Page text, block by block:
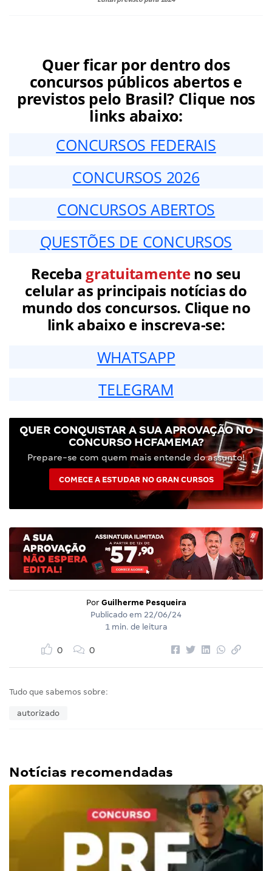
Quer ficar por dentro dos
concursos públicos abertos e
previstos pelo Brasil? Clique nos
links abaixo:
CONCURSOS FEDERAIS
CONCURSOS 2026
CONCURSOS ABERTOS
QUESTÕES DE CONCURSOS
Receba gratuitamenteno seu
celular as principais notícias do
mundo dos concursos. Clique no
link abaixo e inscreva-se:
WHATSAPP
TELEGRAM
QUER CONQUISTAR A SUA APROVAÇÃO NO
CONCURSO HCFAMEMA?
Prepare-se com quem mais entende do assunto!
COMECE A ESTUDAR NO GRAN CURSOS
Por Guilherme Pesqueira
Publicado em 22/06/24
1 min. de leitura
0 0
Tudo que sabemos sobre:
autorizado
Notícias recomendadas